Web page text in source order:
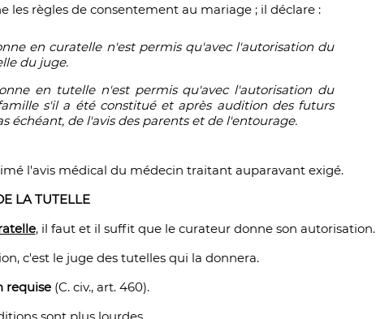
les règles de consentement au mariage ; il déclare :
en curatelle n'est permis qu'avec l'autorisation du
du juge.
en tutelle n'est permis qu'avec l'autorisation du
s'il a été constitué et après audition des futurs
échéant, de l'avis des parents et de l'entourage.
l'avis médical du médecin traitant auparavant exigé.
LA TUTELLE
, il faut et il suffit que le curateur donne son autorisation.
c'est le juge des tutelles qui la donnera.
requise (C. civ., art. 460).